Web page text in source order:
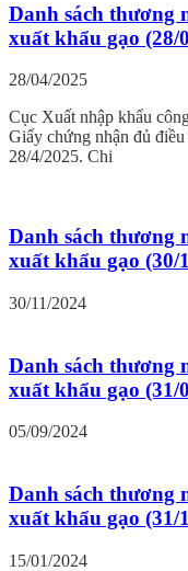
Danh sách thương
xuất khẩu gạo (28/
28/04/2025
Cục Xuất nhập khẩu
Giấy chứng nhận đủ
28/4/2025. Chi
Danh sách thương
xuất khẩu gạo (30/
30/11/2024
Danh sách thương
xuất khẩu gạo (31/
05/09/2024
Danh sách thương
xuất khẩu gạo (31/
15/01/2024